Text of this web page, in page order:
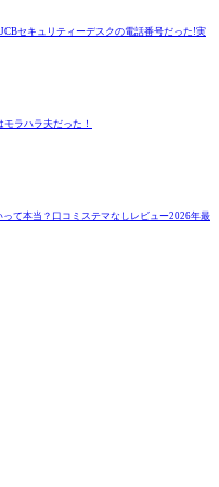
セキュリティーデスクの電話番号だった!実
ラハラ夫だった！
て本当？口コミステマなしレビュー2026年最